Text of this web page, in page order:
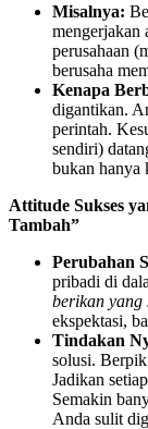
Misalnya:
mengerjakan
perusahaan
berusaha
Kenapa
digantikan.
perintah.
sendiri)
bukan hanya
Attitude Sukses
Tambah”
Perubahan
pribadi di
berikan
ekspektasi,
Tindakan
solusi.
Jadikan
Semakin
Anda sulit